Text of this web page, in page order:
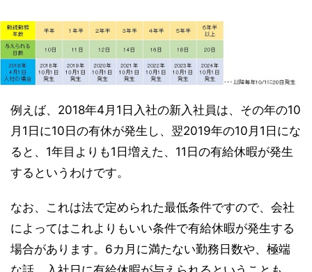
例えば、2018年4月1日入社の新入社員は、その年の10
月1日に10日の有休が発生し、翌2019年の10月1日にな
ると、1年目よりも1日増えた、11日の有給休暇が発生
するというわけです。
なお、これは法で定められた最低条件ですので、会社
によってはこれよりもいい条件で有給休暇が発生する
場合があります。6カ月に満たない勤務日数や、極端